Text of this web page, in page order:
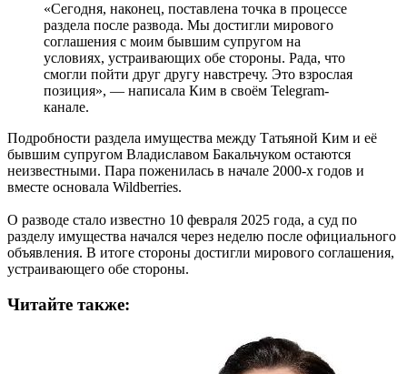
«Сегодня, наконец, поставлена точка в процессе
раздела после развода. Мы достигли мирового
соглашения с моим бывшим супругом на
условиях, устраивающих обе стороны. Рада, что
смогли пойти друг другу навстречу. Это взрослая
позиция», — написала Ким в своём Telegram-
канале.
Подробности раздела имущества между Татьяной Ким и её
бывшим супругом Владиславом Бакальчуком остаются
неизвестными. Пара поженилась в начале 2000-х годов и
вместе основала Wildberries.
О разводе стало известно 10 февраля 2025 года, а суд по
разделу имущества начался через неделю после официального
объявления. В итоге стороны достигли мирового соглашения,
устраивающего обе стороны.
Читайте также: